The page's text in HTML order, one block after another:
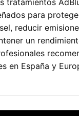
tratamientos
para
reducir
un
en España y